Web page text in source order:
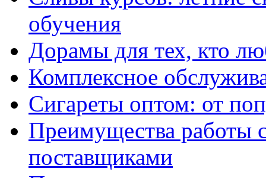
обучения
Дорамы для тех, кто
Комплексное
Сигареты оптом: от
Преимущества работы
поставщиками